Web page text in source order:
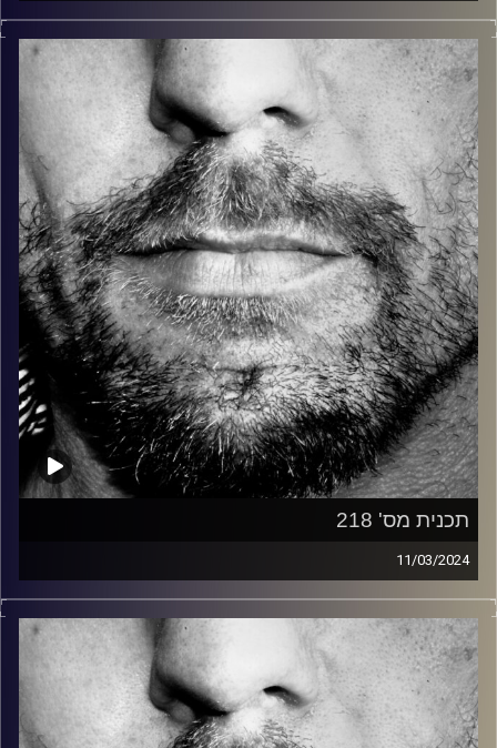
זיפים, מוזיקה מחוספסת של הופעות חיות. הרבה ג'אם, רוק,
בלוז, bluegrass, ג'אז, Fאנק, פרוגרסיב ואפילו אלקטרוניקה.
כל מה שחי, אמיתי ונושם.
עם שמוליק רגב.
קרדיט תמונות: David Goehring
תכנית מס' 218
11/03/2024
זיפים, מוזיקה מחוספסת של הופעות חיות. הרבה ג'אם, רוק,
בלוז, bluegrass, ג'אז, Fאנק, פרוגרסיב ואפילו אלקטרוניקה.
כל מה שחי, אמיתי ונושם.
עם שמוליק רגב.
קרדיט תמונות: David Goehring